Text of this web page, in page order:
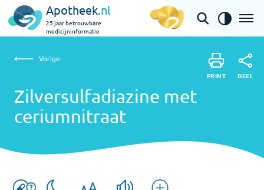
Apotheek.nl
25 jaar betrouwbare
medicijninformatie
Zilversulfadiazine met ceriumnitraat
Vorige
Zilversulfadiazine met
ceriumnitraat
PRINT DEEL